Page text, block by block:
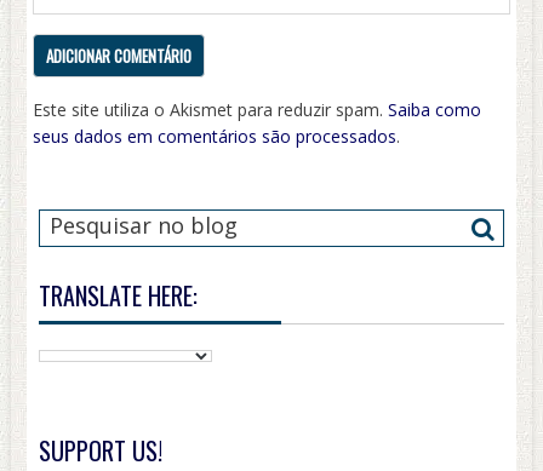
Este site utiliza o Akismet para reduzir spam.Saiba como
seus dados em comentários são processados.
TRANSLATE HERE:
SUPPORT US!